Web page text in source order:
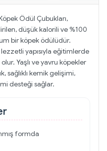
Ödül Çubukları,
düşük kalorili ve %100
bir köpek ödülüdür.
yapısıyla eğitimlerde
Yaşlı ve yavru köpekler
sağlıklı kemik gelişimi,
desteği sağlar.
formda